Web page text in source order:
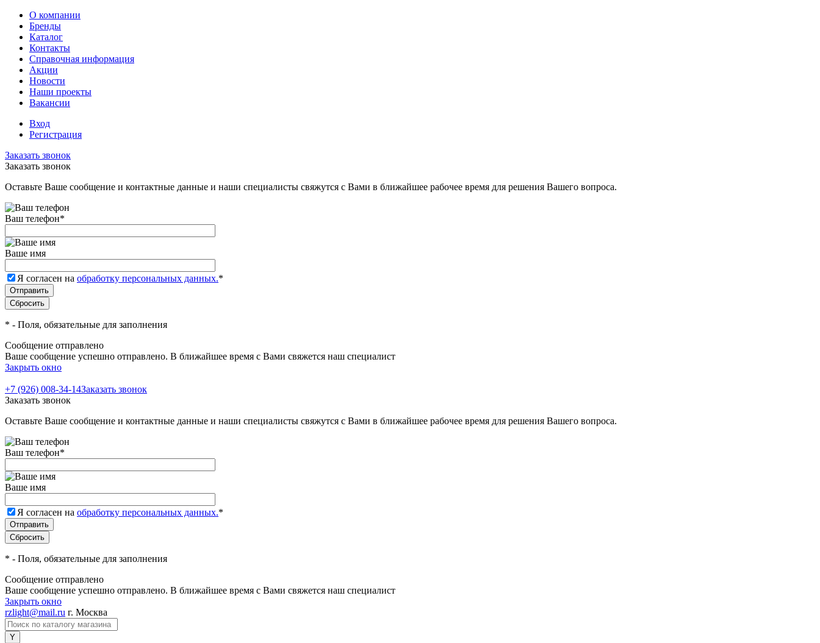
О компании
Бренды
Каталог
Контакты
Справочная информация
Акции
Новости
Наши проекты
Вакансии
Вход
Регистрация
Заказать звонок
Заказать звонок
Оставьте Ваше сообщение и контактные данные и наши специалисты свяжутся с Вами в ближайшее рабочее время для решения Вашего вопроса.
Ваш телефон*
Ваше имя
Я согласен на обработку персональных данных.*
* - Поля, обязательные для заполнения
Сообщение отправлено
Ваше сообщение успешно отправлено. В ближайшее время с Вами свяжется наш специалист
Закрыть окно
+7 (926) 008-34-14Заказать звонок
Заказать звонок
Оставьте Ваше сообщение и контактные данные и наши специалисты свяжутся с Вами в ближайшее рабочее время для решения Вашего вопроса.
Ваш телефон*
Ваше имя
Я согласен на обработку персональных данных.*
* - Поля, обязательные для заполнения
Сообщение отправлено
Ваше сообщение успешно отправлено. В ближайшее время с Вами свяжется наш специалист
Закрыть окно
rzlight@mail.ru г. Москва